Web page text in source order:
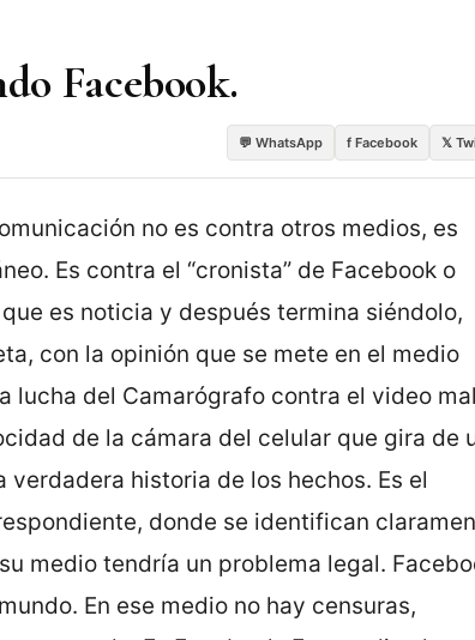
Facebook.
💬 WhatsApp f Facebook 𝕏
no es contra otros medios, es
Es contra el “cronista” de Facebook o
es noticia y después termina siéndolo,
con la opinión que se mete en el medio
lucha del Camarógrafo contra el video mal
de la cámara del celular que gira de
historia de los hechos. Es el
donde se identifican
medio tendría un problema legal.
En ese medio no hay censuras,